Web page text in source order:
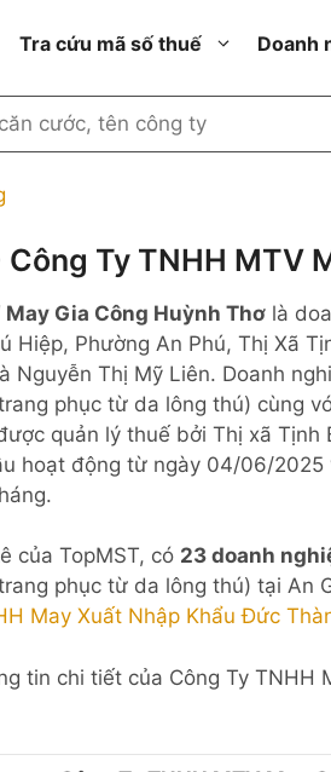
Tra cứu mã số thuế
Công ty cổ phần ngoài NN
thành viên ngoài NN
thành viên trở lên ngoài NN
Công ty trách nhiệm hữu hạn
ngoài NN
Doanh nghiệp 100% vốn đầu
nước ngoài
Doanh
Ty TNHH MTV
May Gia Công Huỳnh Thơ là
Hiệp, Phường An Phú, Thị Xã
Nguyễn Thị Mỹ Liên. Doanh
phục từ da lông thú) cùng
quản lý thuế bởi Thị xã
hoạt động từ ngày 04/06/
của TopMST, có 23 doanh
phục từ da lông thú) tại An
May Xuất Nhập Khẩu Đức
tin chi tiết của Công Ty TNHH